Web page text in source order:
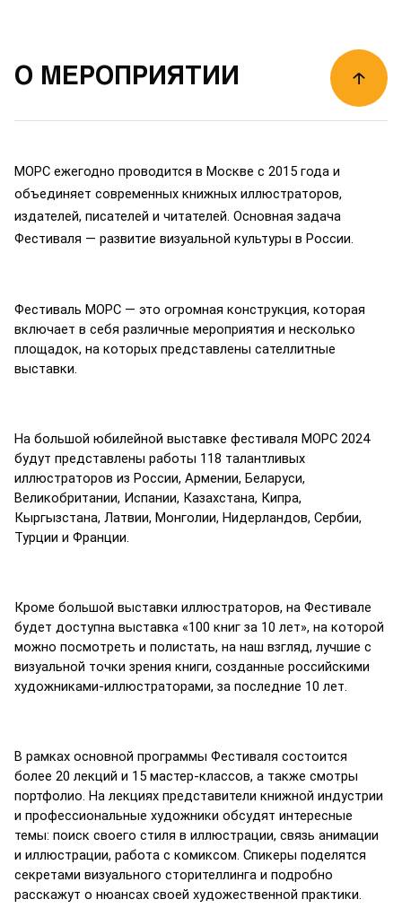
О МЕРОПРИЯТИИ
МОРС ежегодно проводится в Москве с 2015 года и
объединяет современных книжных иллюстраторов,
издателей, писателей и читателей. Основная задача
Фестиваля — развитие визуальной культуры в России.
Фестиваль МОРС — это огромная конструкция, которая
включает в себя различные мероприятия и несколько
площадок, на которых представлены сателлитные
выставки.
На большой юбилейной выставке фестиваля МОРС 2024
будут представлены работы 118 талантливых
иллюстраторов из России, Армении, Беларуси,
Великобритании, Испании, Казахстана, Кипра,
Кыргызстана, Латвии, Монголии, Нидерландов, Сербии,
Турции и Франции.
Кроме большой выставки иллюстраторов, на Фестивале
будет доступна выставка «100 книг за 10 лет», на которой
можно посмотреть и полистать, на наш взгляд, лучшие с
визуальной точки зрения книги, созданные российскими
художниками-иллюстраторами, за последние 10 лет.
В рамках основной программы Фестиваля состоится
более 20 лекций и 15 мастер-классов, а также смотры
портфолио. На лекциях представители книжной индустрии
и профессиональные художники обсудят интересные
темы: поиск своего стиля в иллюстрации, связь анимации
и иллюстрации, работа с комиксом. Спикеры поделятся
секретами визуального сторителлинга и подробно
расскажут о нюансах своей художественной практики.